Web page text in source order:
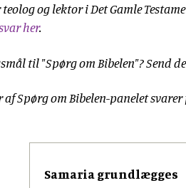
teolog og lektor i Det Gamle
her.
til "Spørg om Bibelen"? Send
af Spørg om Bibelen-panelet
Samaria grundlægges